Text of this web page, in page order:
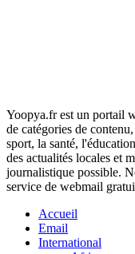
Yoopya.fr est un portail
de catégories de
sport, la santé,
des actualités locales et
journalistique possible.
service de webmail
Accueil
Email
International